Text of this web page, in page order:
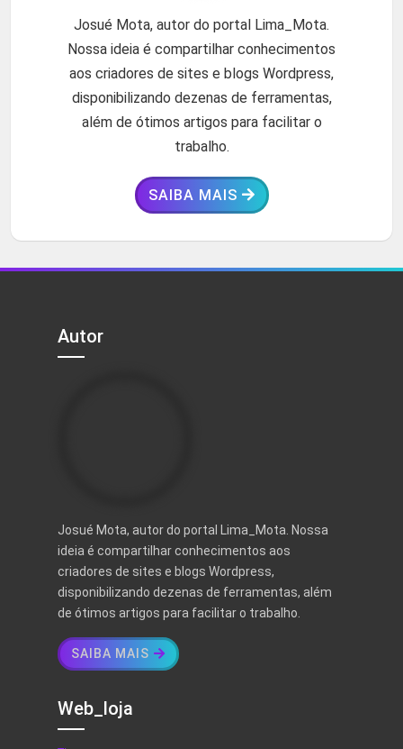
Josué Mota, autor do portal Lima_Mota.
Nossa ideia é compartilhar conhecimentos
aos criadores de sites e blogs Wordpress,
disponibilizando dezenas de ferramentas,
além de ótimos artigos para facilitar o
trabalho.
SAIBA MAIS
Autor
Josué Mota, autor do portal Lima_Mota. Nossa
ideia é compartilhar conhecimentos aos
criadores de sites e blogs Wordpress,
disponibilizando dezenas de ferramentas, além
de ótimos artigos para facilitar o trabalho.
SAIBA MAIS
Web_loja